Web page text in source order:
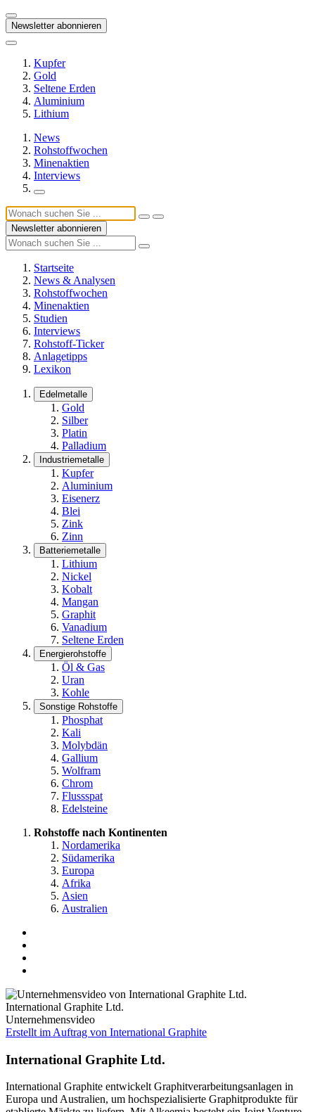
Newsletter abonnieren
Kupfer
Gold
Seltene Erden
Aluminium
Lithium
News
Rohstoffwochen
Minenaktien
Interviews
Newsletter abonnieren
Startseite
News & Analysen
Rohstoffwochen
Minenaktien
Studien
Interviews
Rohstoff-Ticker
Anlagetipps
Lexikon
Edelmetalle
Gold
Silber
Platin
Palladium
Industriemetalle
Kupfer
Aluminium
Eisenerz
Blei
Zink
Zinn
Batteriemetalle
Lithium
Nickel
Kobalt
Mangan
Graphit
Vanadium
Seltene Erden
Energierohstoffe
Öl & Gas
Uran
Kohle
Sonstige Rohstoffe
Phosphat
Kali
Molybdän
Gallium
Wolfram
Chrom
Flussspat
Edelsteine
Rohstoffe nach Kontinenten
Nordamerika
Südamerika
Europa
Afrika
Asien
Australien
International Graphite Ltd.
Unternehmensvideo
Erstellt im Auftrag von International Graphite
International Graphite Ltd.
International Graphite entwickelt Graphitverarbeitungsanlagen in
Europa und Australien, um hochspezialisierte Graphitprodukte für